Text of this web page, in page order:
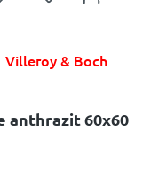
Villeroy & Boch
anthrazit 60x60